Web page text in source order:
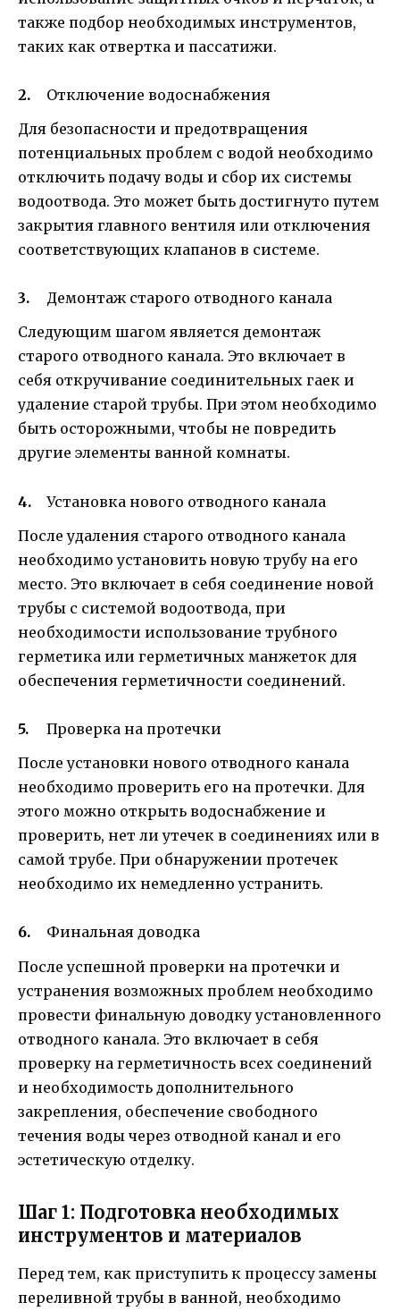
также подбор необходимых инструментов,
таких как отвертка и пассатижи.
Отключение водоснабжения
Для безопасности и предотвращения
потенциальных проблем с водой необходимо
отключить подачу воды и сбор их системы
водоотвода. Это может быть достигнуто путем
закрытия главного вентиля или отключения
соответствующих клапанов в системе.
Демонтаж старого отводного канала
Следующим шагом является демонтаж
старого отводного канала. Это включает в
себя откручивание соединительных гаек и
удаление старой трубы. При этом необходимо
быть осторожными, чтобы не повредить
другие элементы ванной комнаты.
Установка нового отводного канала
После удаления старого отводного канала
необходимо установить новую трубу на его
место. Это включает в себя соединение новой
трубы с системой водоотвода, при
необходимости использование трубного
герметика или герметичных манжеток для
обеспечения герметичности соединений.
Проверка на протечки
После установки нового отводного канала
необходимо проверить его на протечки. Для
этого можно открыть водоснабжение и
проверить, нет ли утечек в соединениях или в
самой трубе. При обнаружении протечек
необходимо их немедленно устранить.
Финальная доводка
После успешной проверки на протечки и
устранения возможных проблем необходимо
провести финальную доводку установленного
отводного канала. Это включает в себя
проверку на герметичность всех соединений
и необходимость дополнительного
закрепления, обеспечение свободного
течения воды через отводной канал и его
эстетическую отделку.
Шаг 1: Подготовка необходимых
инструментов и материалов
Перед тем, как приступить к процессу замены
переливной трубы в ванной, необходимо